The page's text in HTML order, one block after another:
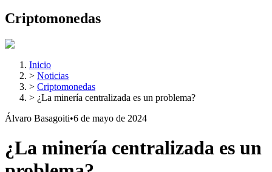
Criptomonedas
Inicio
> Noticias
> Criptomonedas
> ¿La minería centralizada es un problema?
Álvaro Basagoiti•6 de mayo de 2024
¿La minería centralizada es un